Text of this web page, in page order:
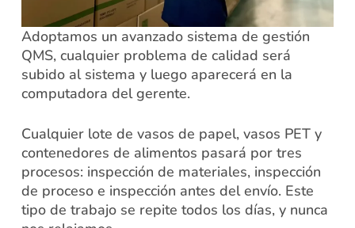
Adoptamos un avanzado sistema de gestión
QMS, cualquier problema de calidad será
subido al sistema y luego aparecerá en la
computadora del gerente.
Cualquier lote de vasos de papel, vasos PET y
contenedores de alimentos pasará por tres
procesos: inspección de materiales, inspección
de proceso e inspección antes del envío. Este
tipo de trabajo se repite todos los días, y nunca